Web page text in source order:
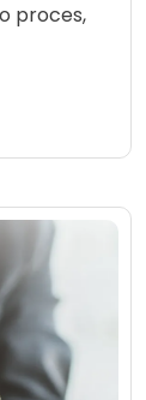
proces,